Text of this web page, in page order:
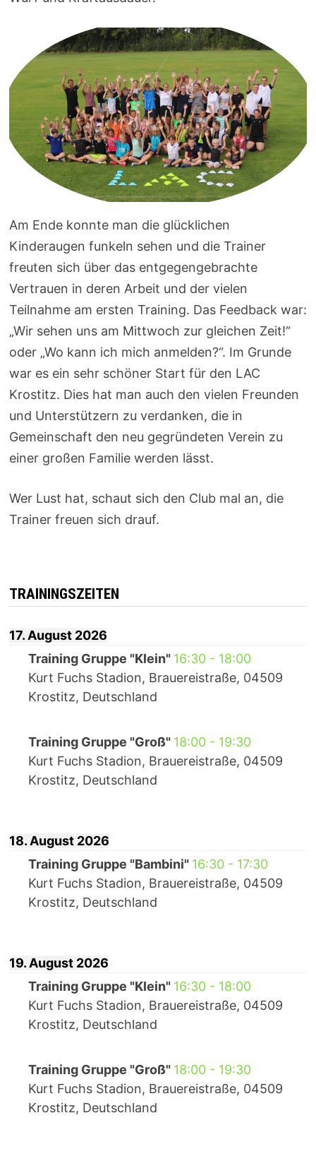
Am Ende konnte man die glücklichen
Kinderaugen funkeln sehen und die Trainer
freuten sich über das entgegengebrachte
Vertrauen in deren Arbeit und der vielen
Teilnahme am ersten Training. Das Feedback war:
„Wir sehen uns am Mittwoch zur gleichen Zeit!“
oder „Wo kann ich mich anmelden?“. Im Grunde
war es ein sehr schöner Start für den LAC
Krostitz. Dies hat man auch den vielen Freunden
und Unterstützern zu verdanken, die in
Gemeinschaft den neu gegründeten Verein zu
einer großen Familie werden lässt.
Wer Lust hat, schaut sich den Club mal an, die
Trainer freuen sich drauf.
TRAININGSZEITEN
17. August 2026
Training Gruppe "Klein" 16:30- 18:00
Kurt Fuchs Stadion, Brauereistraße, 04509
Krostitz, Deutschland
Training Gruppe "Groß" 18:00- 19:30
Kurt Fuchs Stadion, Brauereistraße, 04509
Krostitz, Deutschland
18. August 2026
Training Gruppe "Bambini" 16:30- 17:30
Kurt Fuchs Stadion, Brauereistraße, 04509
Krostitz, Deutschland
19. August 2026
Training Gruppe "Klein" 16:30- 18:00
Kurt Fuchs Stadion, Brauereistraße, 04509
Krostitz, Deutschland
Training Gruppe "Groß" 18:00- 19:30
Kurt Fuchs Stadion, Brauereistraße, 04509
Krostitz, Deutschland